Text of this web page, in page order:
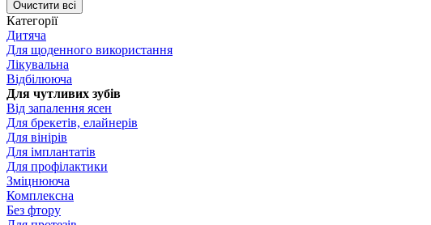
Очистити всі
Категорії
Дитяча
Для щоденного використання
Лікувальна
Відбілююча
Для чутливих зубів
Від запалення ясен
Для брекетів, елайнерів
Для вінірів
Для імплантатів
Для профілактики
Зміцнююча
Комплексна
Без фтору